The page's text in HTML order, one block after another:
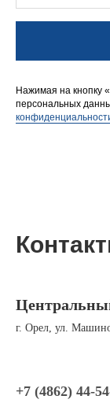
Нажимая на кнопку
персональных
г. Орел, ул.
+7 (4862) 44-